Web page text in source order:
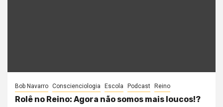
Bob Navarro Conscienciologia Escola Podcast Reino
Rolê no Reino: Agora não somos mais loucos!?